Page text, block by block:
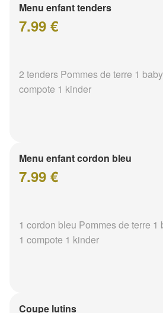
Menu enfant tenders
7.99 €
2 tenders Pommes de terre 1
compote 1 kinder
Menu enfant cordon bleu
7.99 €
1 cordon bleu Pommes de terre 1
1 compote 1 kinder
Coupe lutins